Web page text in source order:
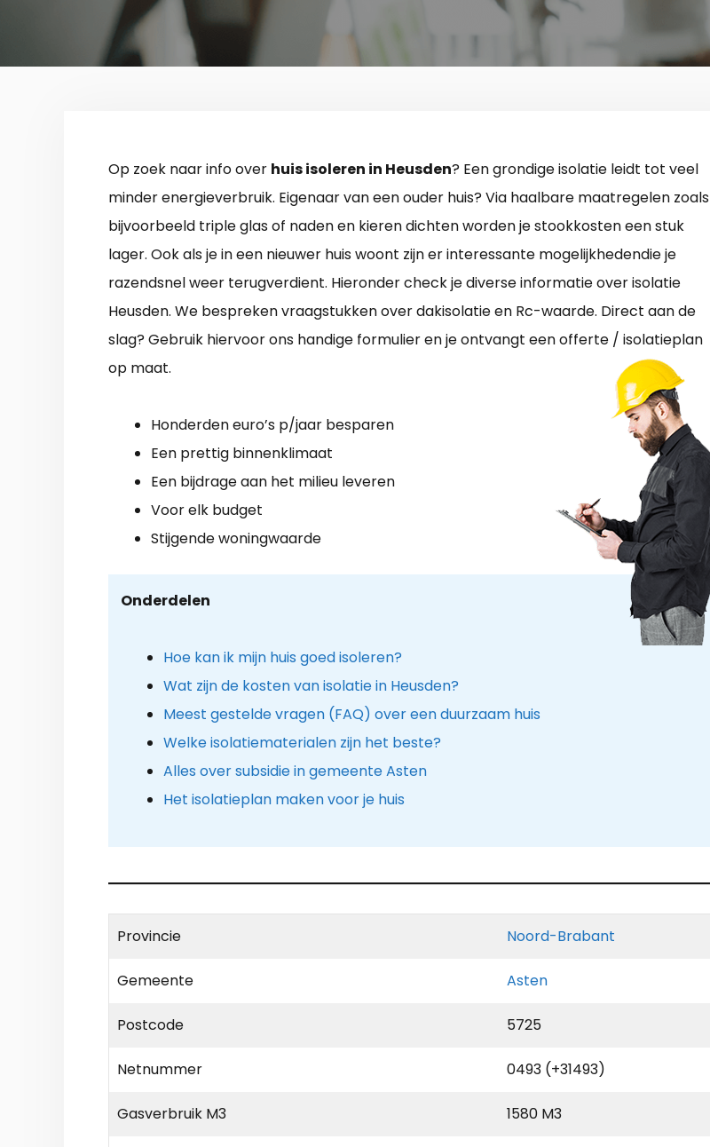
Op zoek naar info over huis isoleren in Heusden? Een grondige isolatie leidt tot veel
minder energieverbruik. Eigenaar van een ouder huis? Via haalbare maatregelen zoals
bijvoorbeeld triple glas of naden en kieren dichten worden je stookkosten een stuk
lager. Ook als je in een nieuwer huis woont zijn er interessante mogelijkhedendie je
razendsnel weer terugverdient. Hieronder check je diverse informatie over isolatie
Heusden. We bespreken vraagstukken over dakisolatie en Rc-waarde. Direct aan de
slag? Gebruik hiervoor ons handige formulier en je ontvangt een offerte / isolatieplan
op maat.
Honderden euro’s p/jaar besparen
Een prettig binnenklimaat
Een bijdrage aan het milieu leveren
Voor elk budget
Stijgende woningwaarde
Onderdelen
Hoe kan ik mijn huis goed isoleren?
Wat zijn de kosten van isolatie in Heusden?
Meest gestelde vragen (FAQ) over een duurzaam huis
Welke isolatiematerialen zijn het beste?
Alles over subsidie in gemeente Asten
Het isolatieplan maken voor je huis
Provincie Noord-Brabant
Gemeente Asten
Postcode 5725
Netnummer 0493 (+31493)
Gasverbruik M3 1580 M3